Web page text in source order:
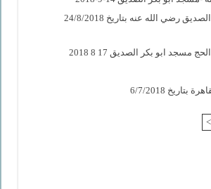
خطبة الجمعة – سيدنا الشيخ رضي الله عنه – وذلك بمسجد أبي بكر الصديق رضي الله عنه بتاريخ 24/8/2018
ابو بكر الصديق 17 8 2018
6/7/2018